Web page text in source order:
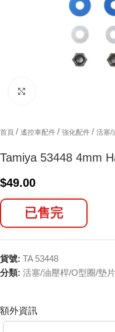
首頁 / 遙控車配件 / 強化配件 / 活塞/
Tamiya 53448 4mm
$49.00
已售完
貨號: TA 53448
分類: 活塞/油壓桿/O型圈/墊片
額外資訊